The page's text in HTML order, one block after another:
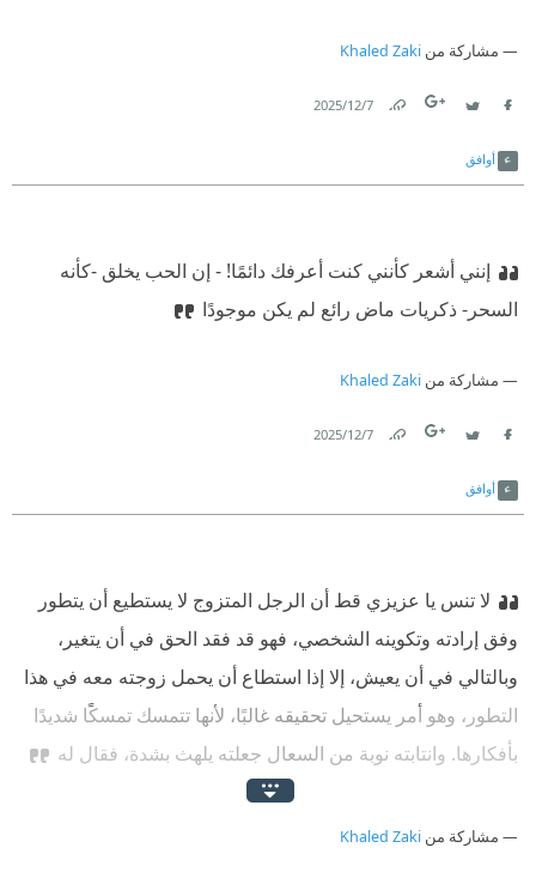
مشاركة من Khaled Zaki
7‏/12‏/2025
أوافق
إنني أشعر كأنني كنت أعرفك دائمًا!‏ ‫ ‏- إن الحب يخلق -كأنه
السحر- ذكريات ماض رائع لم يكن موجودًا
مشاركة من Khaled Zaki
7‏/12‏/2025
أوافق
لا تنس يا عزيزي قط أن الرجل المتزوج لا يستطيع أن يتطور
وفق إرادته وتكوينه الشخصي، فهو قد فقد الحق في أن يتغير،
وبالتالي في أن يعيش، إلا إذا استطاع أن يحمل زوجته معه في هذا
التطور، وهو أمر يستحيل تحقيقه غالبًا، لأنها تتمسك تمسكًا شديدًا
بأفكارها.‏ ‫ ‏وانتابته نوبة من السعال جعلته يلهث بشدة، فقال له
مشاركة من Khaled Zaki